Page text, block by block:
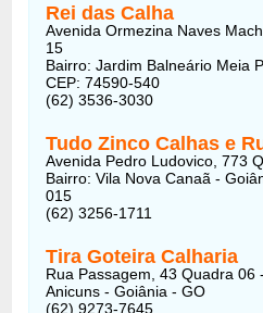
Rei das Calha
Avenida Ormezina Naves
15
Bairro: Jardim Balneário Meia
CEP: 74590-540
(62) 3536-3030
Tudo Zinco Calhas e
Avenida Pedro Ludovico, 773
Bairro: Vila Nova Canaã -
015
(62) 3256-1711
Tira Goteira Calharia
Rua Passagem, 43 Quadra 06
Anicuns - Goiânia - GO
(62) 9273-7645